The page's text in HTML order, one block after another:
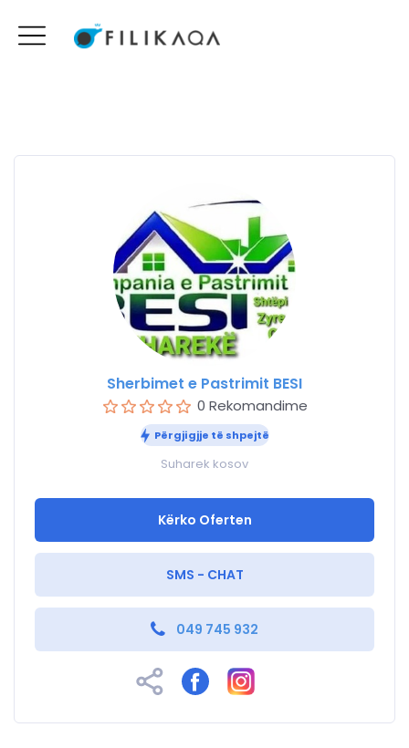
Sherbimet e Pastrimit BESI
0 Rekomandime
Përgjigjje të shpejtë
Suharek kosov
Kërko Oferten
SMS - CHAT
049 745 932